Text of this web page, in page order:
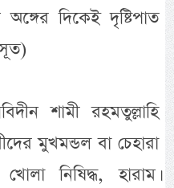
দিকেই দৃষ্টিপাত
শামী রহমতুল্লাহি
মুখমন্ডল বা চেহারা
নিষিদ্ধ, হারাম।